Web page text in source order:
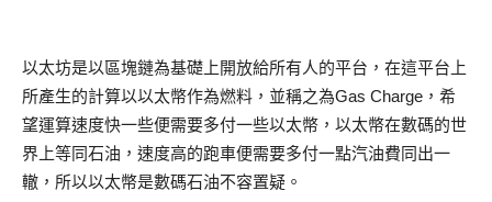
以太坊是以區塊鏈為基礎上開放給所有人的平台，在這平台上
所產生的計算以以太幣作為燃料，並稱之為Gas Charge，希
望運算速度快一些便需要多付一些以太幣，以太幣在數碼的世
界上等同石油，速度高的跑車便需要多付一點汽油費同出一
轍，所以以太幣是數碼石油不容置疑。